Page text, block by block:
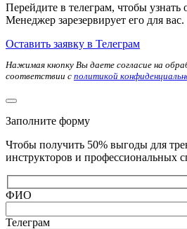
Перейдите в телеграм, чтобы узнать
Менеджер зарезервирует его для вас.
Оставить заявку в Телеграм
Нажимая кнопку Вы даете согласие на
соответствии с политикой
Заполните форму
Чтобы получить 50% выгоды для
инструкторов и профессиональных
ФИО
Телеграм